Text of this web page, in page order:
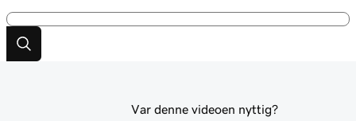
Var denne videoen nyttig?